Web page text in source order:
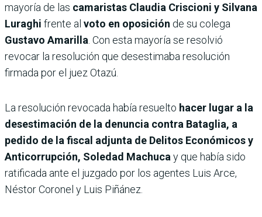
mayoría de las camaristas Claudia Criscioni y Silvana
Luraghi frente al voto en oposición de su colega
Gustavo Amarilla . Con esta mayoría se resolvió
revocar la resolución que desestimaba resolución
firmada por el juez Otazú.
La resolución revocada había resuelto hacer lugar a la
desestimación de la denuncia contra Bataglia, a
pedido de la fiscal adjunta de Delitos Económicos y
Anticorrupción, Soledad Machuca y que había sido
ratificada ante el juzgado por los agentes Luis Arce,
Néstor Coronel y Luis Piñánez.